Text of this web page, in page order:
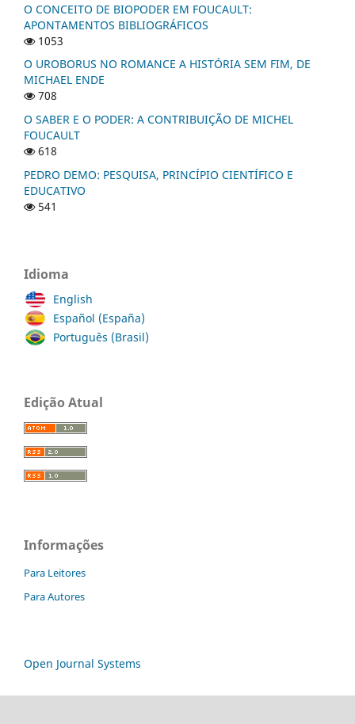
O CONCEITO DE BIOPODER EM FOUCAULT:
APONTAMENTOS BIBLIOGRÁFICOS
1053
O UROBORUS NO ROMANCE A HISTÓRIA SEM FIM, DE
MICHAEL ENDE
708
O SABER E O PODER: A CONTRIBUIÇÃO DE MICHEL
FOUCAULT
618
PEDRO DEMO: PESQUISA, PRINCÍPIO CIENTÍFICO E
EDUCATIVO
541
Idioma
English
Español (España)
Português (Brasil)
Edição Atual
Informações
Para Leitores
Para Autores
Open Journal Systems